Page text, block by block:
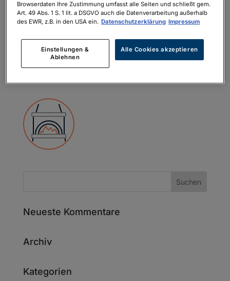
Neueste Kommentare
Archiv
Kategorien
Browserdaten Ihre Zustimmung umfasst alle Seiten und schließt gem.
Art. 49 Abs. 1 S. 1 lit. a DSGVO auch die Datenverarbeitung außerhalb
des EWR, z.B. in den USA ein. Datenschutzerklärung Impressum
Einstellungen &
Ablehnen
Alle Cookies akzeptieren